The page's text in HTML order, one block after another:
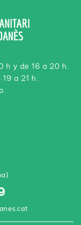
h y de 16 a 20 h.
a 21 h.